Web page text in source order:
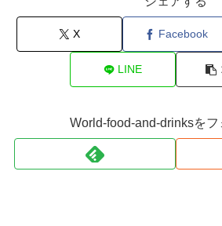
X Facebook
LINE
World-food-and-drinksをフ